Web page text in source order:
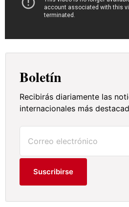
Boletín
Recibirás diariamente las
internacionales más
Suscribirse